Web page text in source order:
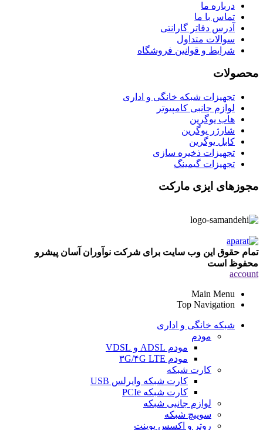
درباره ما
تماس با ما
آدرس دفاتر گارانتی
سوالات متداول
شرایط و قوانین فروشگاه
محصولات
تجهیزات شبکه خانگی و اداری
لوازم جانبی کامپیوتر
هاب یوگرین
شارژر یوگرین
کابل یوگرین
تجهیزات ذخیره سازی
تجهیزات گیمینگ
مجوزهای ایزی مارکت
تمام حقوق این وب سایت برای شرکت نوآوران آسان پیشرو
محفوظ است
account
Main Menu
Top Navigation
شبکه خانگی و اداری
مودم
مودم ADSL و VDSL
مودم ۳G/۴G LTE
کارت شبکه
کارت شبکه وایرلس USB
کارت شبکه PCIe
لوازم جانبی شبکه
سوییچ شبکه
روتر و اکسس پوینت